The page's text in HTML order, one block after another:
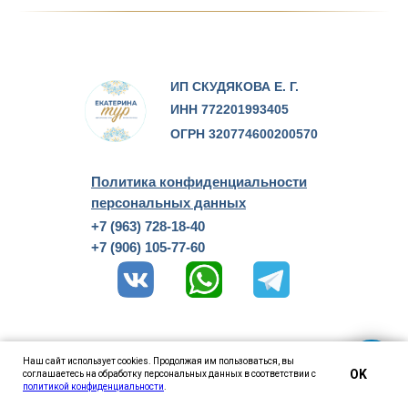
ИП СКУДЯКОВА Е. Г.
+7 (963) 728-18-40
+7 (906) 105-77-60
Политика конфиденциальности
персональных данных
ИНН 772201993405
ОГРН 320774600200570
Наш сайт использует сookies. Продолжая им пользоваться, вы
соглашаетесь на обработку персональных данных в соответствии с
политикой конфиденциальности
OK
Made on Tilda